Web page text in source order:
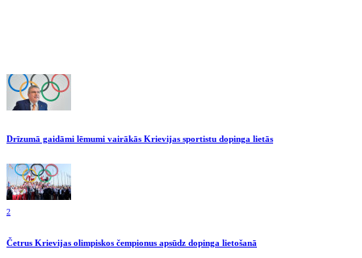
Drīzumā gaidāmi lēmumi vairākās Krievijas sportistu dopinga lietās
2
Četrus Krievijas olimpiskos čempionus apsūdz dopinga lietošanā